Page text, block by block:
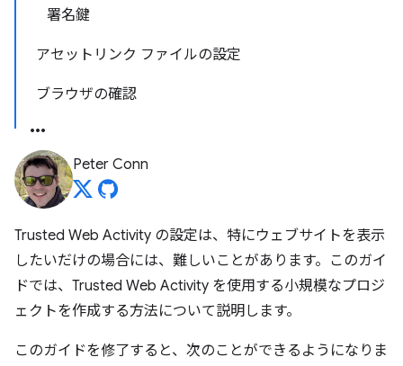
署名鍵
アセットリンク ファイルの設定
ブラウザの確認
Peter Conn
Trusted Web Activity の設定は、特にウェブサイトを表示
したいだけの場合には、難しいことがあります。このガイ
ドでは、Trusted Web Activity を使用する小規模なプロジ
ェクトを作成する方法について説明します。
このガイドを修了すると、次のことができるようになりま